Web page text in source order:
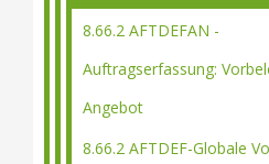
8.66.2 AFTDEFAN -
Auftragserfassung:
Angebot
8.66.2 AFTDEF-Globale